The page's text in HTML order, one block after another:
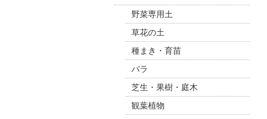
野菜専用土
草花の土
種まき・育苗
バラ
芝生・果樹・庭木
観葉植物